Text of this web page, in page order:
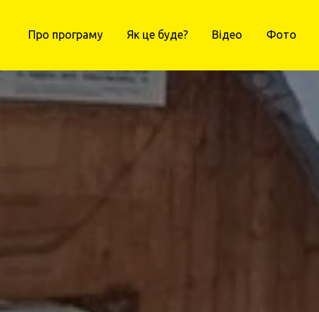
Про програму Як це буде? Відео Фото